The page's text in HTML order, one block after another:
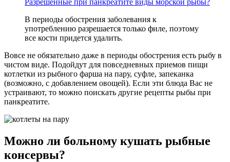
В периоды обострения заболевания к
употреблению разрешается только филе, поэтому
все кости придется удалить.
Вовсе не обязательно даже в периоды обострения есть рыбу в
чистом виде. Подойдут для повседневных приемов пищи
котлетки из рыбного фарша на пару, суфле, запеканка
(возможно, с добавлением овощей). Если эти блюда Вас не
устраивают, то можно поискать другие рецепты рыбы при
панкреатите.
Можно ли больному кушать рыбные
консервы?